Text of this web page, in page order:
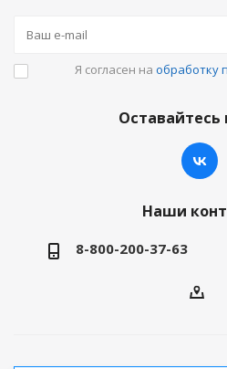
Я согласен на обработку
Оставайтесь
Наши
8-800-200-37-63